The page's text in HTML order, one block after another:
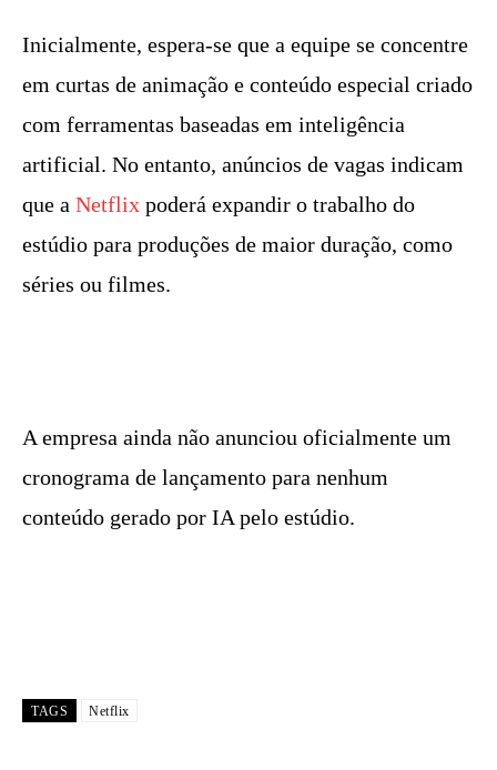
Inicialmente, espera-se que a equipe se concentre
em curtas de animação e conteúdo especial criado
com ferramentas baseadas em inteligência
artificial. No entanto, anúncios de vagas indicam
que a Netflix poderá expandir o trabalho do
estúdio para produções de maior duração, como
séries ou filmes.
A empresa ainda não anunciou oficialmente um
cronograma de lançamento para nenhum
conteúdo gerado por IA pelo estúdio.
TAGS Netflix